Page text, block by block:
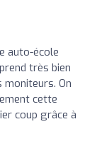
auto-école
très bien
On
cette
coup grâce à